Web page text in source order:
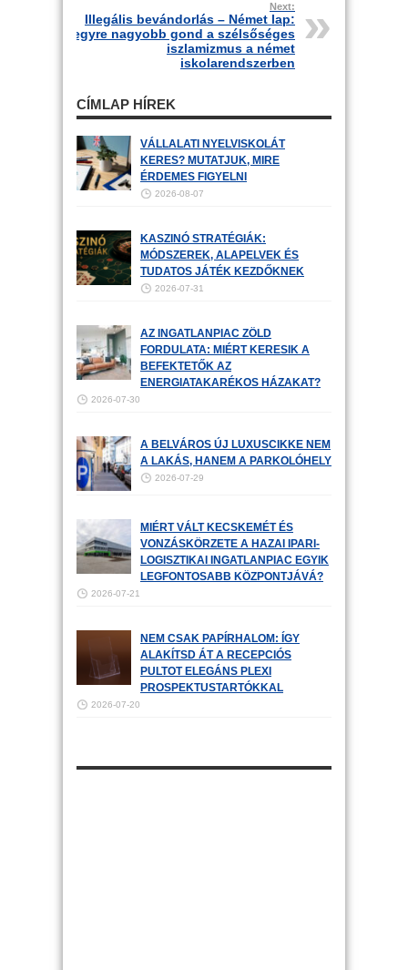
Next:
Illegális bevándorlás – Német lap:
egyre nagyobb gond a szélsőséges
iszlamizmus a német
iskolarendszerben
CÍMLAP HÍREK
VÁLLALATI NYELVISKOLÁT
KERES? MUTATJUK, MIRE
ÉRDEMES FIGYELNI
2026-08-07
KASZINÓ STRATÉGIÁK:
MÓDSZEREK, ALAPELVEK ÉS
TUDATOS JÁTÉK KEZDŐKNEK
2026-07-31
AZ INGATLANPIAC ZÖLD
FORDULATA: MIÉRT KERESIK A
BEFEKTETŐK AZ
ENERGIATAKARÉKOS HÁZAKAT?
2026-07-30
A BELVÁROS ÚJ LUXUSCIKKE NEM
A LAKÁS, HANEM A PARKOLÓHELY
2026-07-29
MIÉRT VÁLT KECSKEMÉT ÉS
VONZÁSKÖRZETE A HAZAI IPARI-
LOGISZTIKAI INGATLANPIAC EGYIK
LEGFONTOSABB KÖZPONTJÁVÁ?
2026-07-21
NEM CSAK PAPÍRHALOM: ÍGY
ALAKÍTSD ÁT A RECEPCIÓS
PULTOT ELEGÁNS PLEXI
PROSPEKTUSTARTÓKKAL
2026-07-20